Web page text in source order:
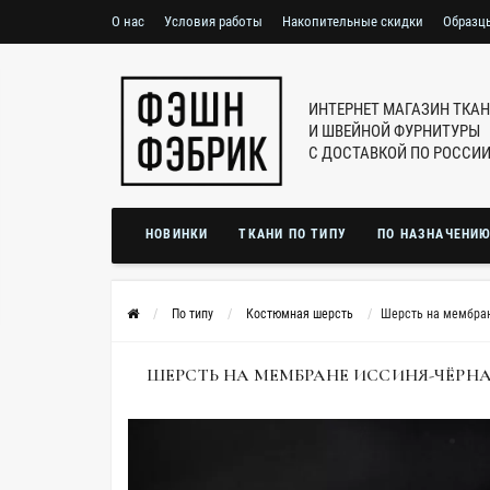
О нас Условия работы Накопительные скидки
ИНТЕРНЕТ МАГАЗИН
И ШВЕЙНОЙ ФУРНИТУРЫ
С ДОСТАВКОЙ ПО РОССИИ
НОВИНКИ ТКАНИ ПО ТИПУ ПО
По типу Костюмная шерсть Шерсть на
ШЕРСТЬ НА МЕМБРАНЕ ИССИНЯ-ЧЁРНАЯ